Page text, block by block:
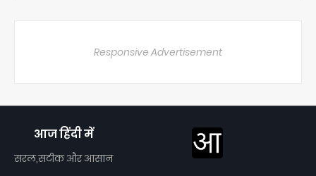
Responsive Advertisement
आज हिंदी में
सरल,सटीक और आसान